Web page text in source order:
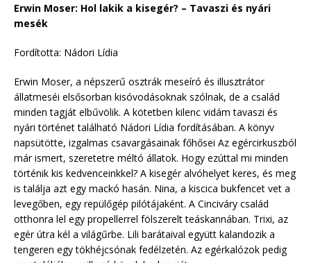
Erwin Moser: Hol lakik a kisegér? – Tavaszi és nyári
mesék
Fordította: Nádori Lídia
Erwin Moser, a népszerű osztrák meseíró és illusztrátor
állatmeséi elsősorban kisóvodásoknak szólnak, de a család
minden tagját elbűvölik. A kötetben kilenc vidám tavaszi és
nyári történet található Nádori Lídia fordításában. A könyv
napsütötte, izgalmas csavargásainak főhősei Az egércirkuszból
már ismert, szeretetre méltó állatok. Hogy ezúttal mi minden
történik kis kedvenceinkkel? A kisegér alvóhelyet keres, és meg
is találja azt egy mackó hasán. Nina, a kiscica bukfencet vet a
levegőben, egy repülőgép pilótájaként. A Cinciváry család
otthonra lel egy propellerrel fölszerelt teáskannában. Trixi, az
egér útra kél a világűrbe. Lili barátaival együtt kalandozik a
tengeren egy tökhéjcsónak fedélzetén. Az egérkalózok pedig